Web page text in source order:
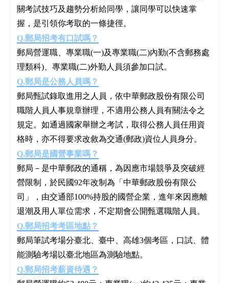
關考試技巧及趨勢分析給同學，讓同學可以快速掌
握，是引領你考取的一條捷徑。
Q.郵局招考有口試嗎？
郵局營運職、專業職(一)及專業職(二)內勤(不含郵務處
理類科)、專業職(二)外勤人員須參加口試。
Q.郵局是公務人員嗎？
郵局甄試錄取進用之人員，依中華郵政股份有限公司
職階人員人事規章辦理，不適用公務人員有關法令之
規定。如通過國家舉辦之考試，取得公務人員任用資
格時，亦不得要求改敘為交通(郵政)資位人員身分。
Q.郵局是國營事業嗎？
郵局－是中華郵政的通稱，為因應市場競爭及突破經
營限制，於民國92年改制為「中華郵政股份有限公
司」，由交通部100%持股的國營企業，進年來因應離
退潮及用人單位需求，不定期會公開甄選職階人員。
Q.郵局招考考區地點？
郵局筆試考場分臺北、臺中、高雄3個考區，口試、體
能測驗考場以臺北地區為測驗地點。
Q.郵局招考薪資待遇？